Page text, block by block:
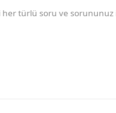
türlü soru ve